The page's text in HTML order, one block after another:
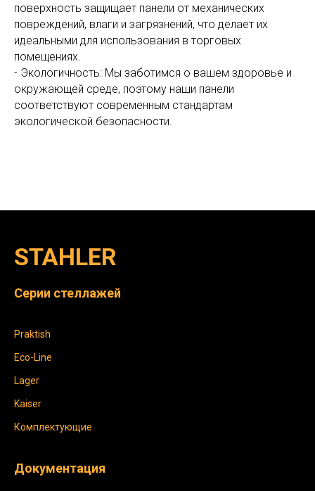
поверхность защищает панели от механических
повреждений, влаги и загрязнений, что делает их
идеальными для использования в торговых
помещениях.
- Экологичность: Мы заботимся о вашем здоровье и
окружающей среде, поэтому наши панели
соответствуют современным стандартам
экологической безопасности.
Серии стеллажей
STAHLER
Praktish
Eco-Line
Lager
Kaiser
Комплектующие
Документация